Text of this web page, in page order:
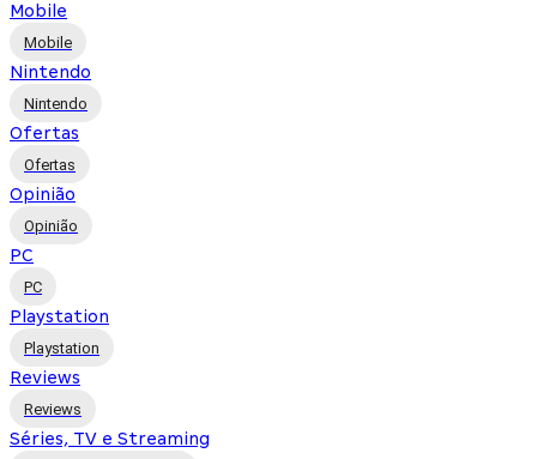
Mobile
Mobile
Nintendo
Nintendo
Ofertas
Ofertas
Opinião
Opinião
PC
PC
Playstation
Playstation
Reviews
Reviews
Séries, TV e Streaming